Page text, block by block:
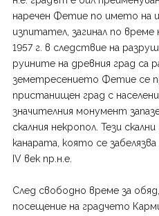
наречен Фетие по името на
изпитател, загинал по време
1957 г. в следствие на
руините на древния град са
земетресението Фетие се
пристанищен град с
значителния монумент
скалния некропол. Тези
канарата, която се
IV век пр.н.е.
След свободно време за
посещение на градчето